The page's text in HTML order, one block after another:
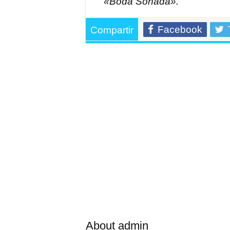
Compartir Facebook
About admin